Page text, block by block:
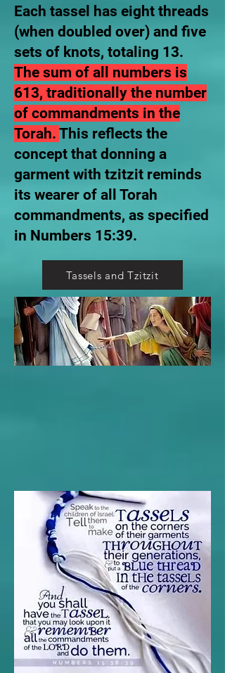
Each tassel has eight threads
(when doubled over) and five
sets of knots, totaling 13.
The sum of all numbers is
613, traditionally the number
of commandments in the
Torah. This reflects the
concept that donning a
garment with tzitzit reminds
its wearer of all Torah
commandments, as specified
in Numbers 15:39.
Tassels and Tzitzit